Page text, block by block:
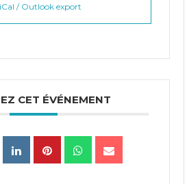
/ Outlook export
CET ÉVÉNEMENT